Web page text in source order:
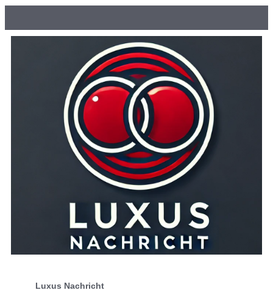
Luxus Nachricht